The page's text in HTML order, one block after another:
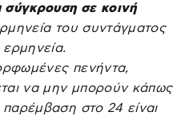
σύγκρουση σε κοινή
του συντάγματος
ερμηνεία.
πενήντα,
να μην μπορούν κάπως
στο 24 είναι